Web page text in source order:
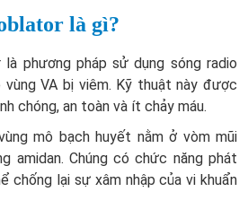
là gì?
là phương pháp sử dụng sóng radio
VA bị viêm. Kỹ thuật này được
chóng, an toàn và ít chảy máu.
mô bạch huyết nằm ở vòm mũi
amidan. Chúng có chức năng phát
chống lại sự xâm nhập của vi khuẩn